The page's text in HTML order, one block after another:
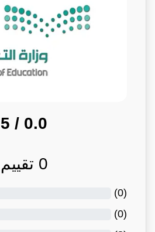
0.0
/ 5
0 تقييم
(
0
)
(
0
)